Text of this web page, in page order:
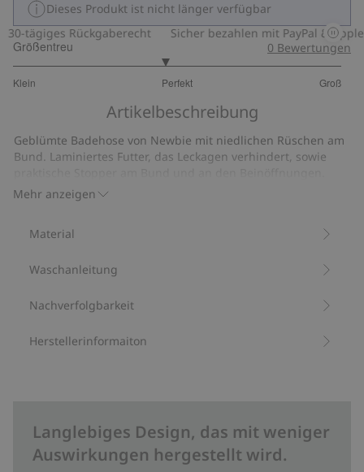
Dieses Produkt ist nicht länger verfügbar
tägiges Rückgaberecht
Sicher bezahlen mit PayPal & Apple
Größentreu
Klein Perfekt Groß
von
13
Bewertungen
0 Bewertungen
Artikelbeschreibung
Mehr anzeigen
Geblümte Badehose von Newbie mit niedlichen Rüschen am
Bund. Laminiertes Futter, das Leckagen verhindert, sowie
Schöne Baby-Badehose – passendes Outfit für die
Geschwister erhältlich.
Artikelnummer
Material
Waschanleitung
Nachverfolgbarkeit
Herstellerinformaiton
Langlebiges Design, das mit weniger
Auswirkungen hergestellt wird.